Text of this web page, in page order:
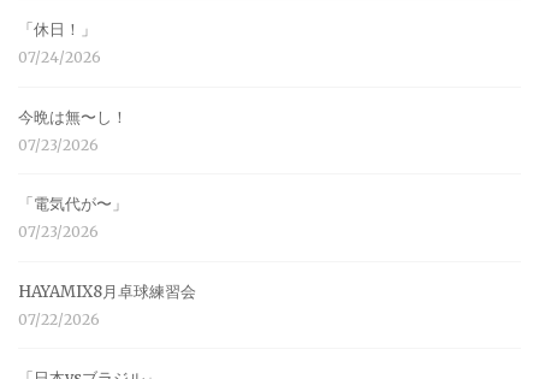
「休日！」
07/24/2026
今晩は無〜し！
07/23/2026
「電気代が〜」
07/23/2026
HAYAMIX8月卓球練習会
07/22/2026